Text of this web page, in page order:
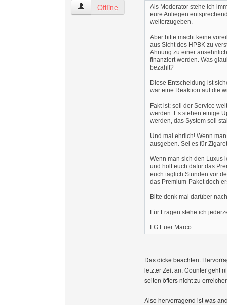
gbpics4all Benutzer-Profile anzeigen
Offline
Als Moderator stehe ich
eure Anliegen
weiterzugeben.
Aber bitte macht keine
aus Sicht des HPBK zu
Ahnung zu einer
finanziert werden. Was
bezahlt?
Diese Entscheidung ist
war eine Reaktion auf die
Fakt ist: soll der Service
werden. Es stehen einige
werden, das System soll
Und mal ehrlich! Wenn
ausgeben. Sei es für
Wenn man sich den Luxus
und holt euch dafür das
euch täglich Stunden vor
das Premium-Paket doch
Bitte denk mal darüber
Für Fragen stehe ich
LG Euer Marco
Das dicke beachten.
letzter Zeit an. Counter geht
seiten öfters nicht zu
Also hervorragend ist was